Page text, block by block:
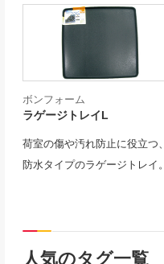
ボンフォーム
ラゲージトレイL
荷室の傷や汚れ防止に役立つ、
防水タイプのラゲージトレイ。
人気のタグ一覧